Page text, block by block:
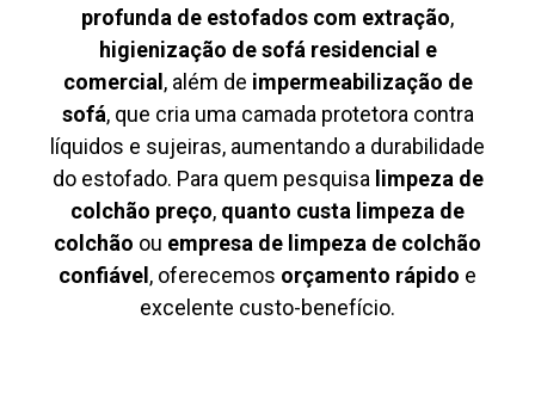
profunda de estofados com extração,
higienização de sofá residencial e
comercial , além de impermeabilização de
sofá, que cria uma camada protetora contra
líquidos e sujeiras, aumentando a durabilidade
do estofado. Para quem pesquisa limpeza de
colchão preço, quanto custa limpeza de
colchão ou empresa de limpeza de colchão
confiável , oferecemos orçamento rápido e
excelente custo-benefício.